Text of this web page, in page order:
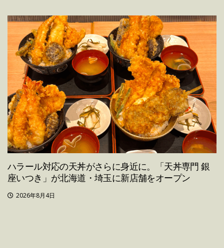
ハラール対応の天丼がさらに身近に。「天丼専門 銀
座いつき」が北海道・埼玉に新店舗をオープン
2026年8月4日